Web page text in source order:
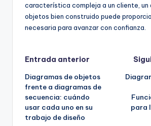
característica compleja a un cliente, un
objetos bien construido puede
necesaria para avanzar con confianza.
Navegación
de
entradas
Entrada anterior
Diagramas de objetos
frente a diagramas de
secuencia: cuándo
usar cada uno en su
trabajo de diseño
para